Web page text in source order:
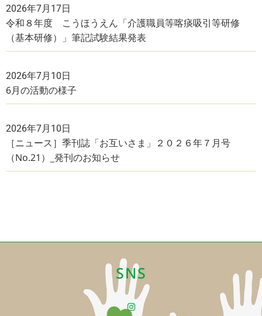
2026年7月17日
令和８年度 こうほうえん「介護職員等喀痰吸引等研修
（基本研修）」筆記試験結果発表
2026年7月10日
6月の活動の様子
2026年7月10日
［ニュース］季刊誌「お互いさま」２０２６年７月号
（No.21）_発刊のお知らせ
SNS